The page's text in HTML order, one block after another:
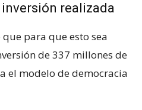
realizada
para que esto sea
de 337 millones de
el modelo de democracia